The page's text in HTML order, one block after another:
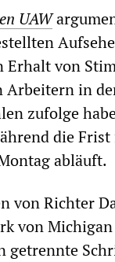
UAW
von
Arbeitern in
zufolge
die
abläuft.
von Richter
von
getrennte